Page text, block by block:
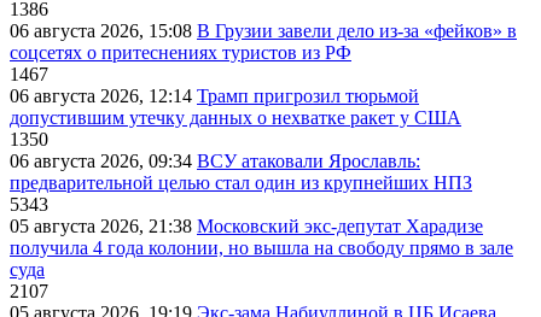
1386
06 августа 2026, 15:08 В Грузии завели дело из-за «фейков» в
соцсетях о притеснениях туристов из РФ
1467
06 августа 2026, 12:14 Трамп пригрозил тюрьмой
допустившим утечку данных о нехватке ракет у США
1350
06 августа 2026, 09:34 ВСУ атаковали Ярославль:
предварительной целью стал один из крупнейших НПЗ
5343
05 августа 2026, 21:38 Московский экс-депутат Харадизе
получила 4 года колонии, но вышла на свободу прямо в зале
суда
2107
05 августа 2026, 19:19 Экс-зама Набиуллиной в ЦБ Исаева